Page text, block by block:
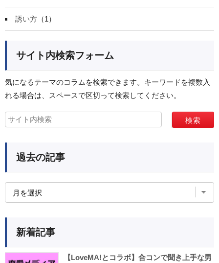
誘い方 （1）
サイト内検索フォーム
気になるテーマのコラムを検索できます。キーワードを複数入
れる場合は、スペースで区切って検索してください。
過去の記事
新着記事
【LoveMA!とコラボ】合コンで聞き上手な男